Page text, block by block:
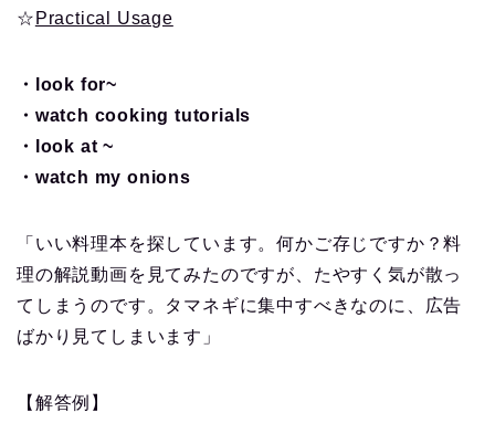
☆ Practical Usage
・look for~
・watch cooking tutorials
・look at ~
・watch my onions
「いい料理本を探しています。何かご存じですか？料
理の解説動画を見てみたのですが、たやすく気が散っ
てしまうのです。タマネギに集中すべきなのに、広告
ばかり見てしまいます」
【解答例】